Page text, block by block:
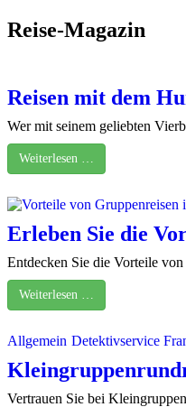
Reise-Magazin
Reisen mit dem
Wer mit seinem geliebten
Weiterlesen …
Erleben Sie die
Entdecken Sie die Vorteile
Weiterlesen …
Allgemein Detektivservice
Vertrauen Sie bei